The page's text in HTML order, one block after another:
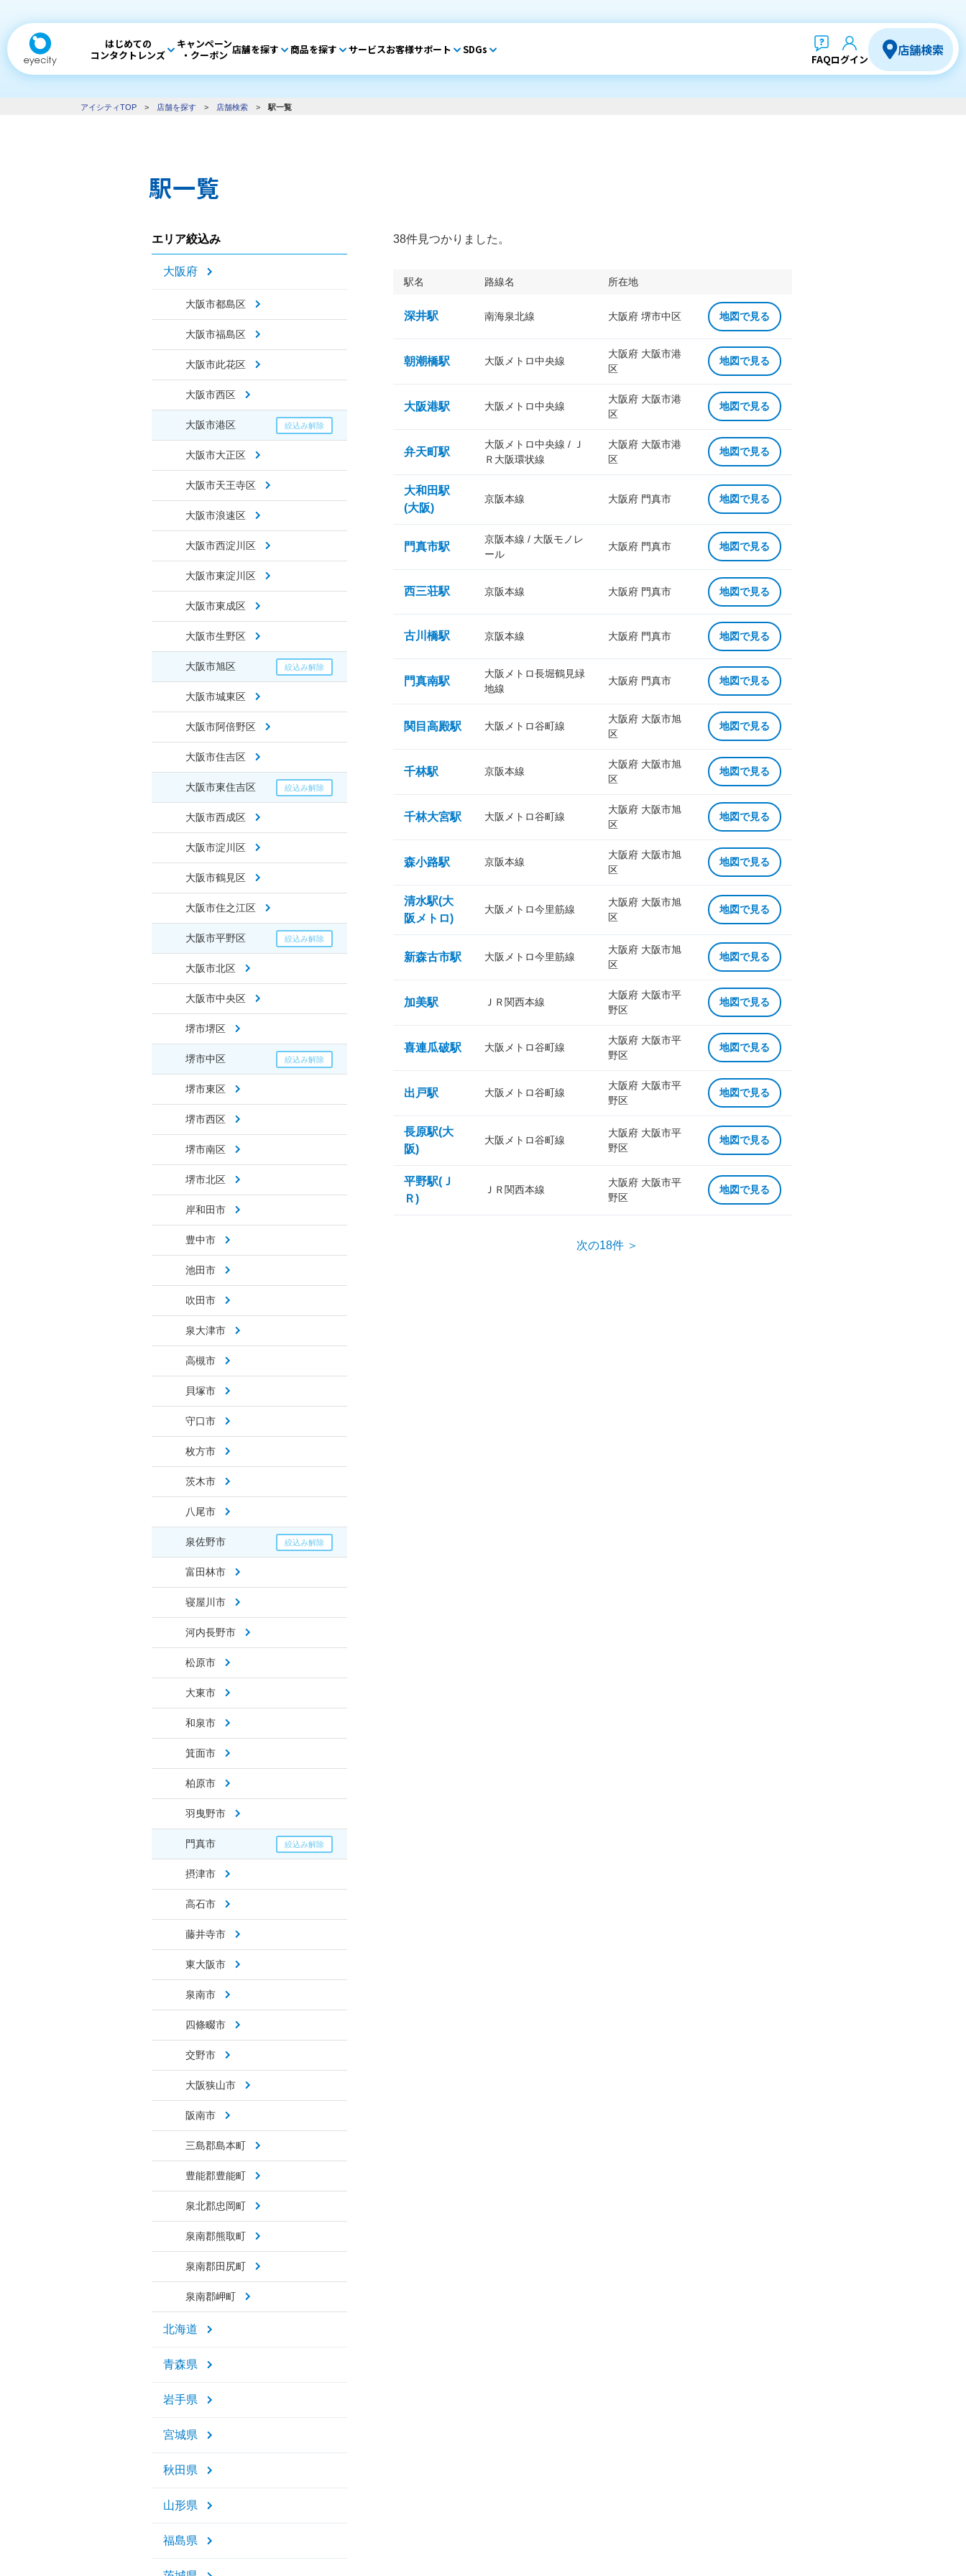
はじめての
コンタクトレンズ
キャンペーン
・クーポン 店舗を探す 商品を探す サービスお客様サポート SDGs
FAQログイン
店舗検索
アイシティTOP > 店舗を探す > 店舗検索 > 駅一覧
駅一覧
エリア絞込み
大阪府
大阪市都島区
大阪市福島区
大阪市此花区
大阪市西区
大阪市港区
大阪市大正区
大阪市天王寺区
大阪市浪速区
大阪市西淀川区
大阪市東淀川区
大阪市東成区
大阪市生野区
大阪市旭区
大阪市城東区
大阪市阿倍野区
大阪市住吉区
大阪市東住吉区
大阪市西成区
大阪市淀川区
大阪市鶴見区
大阪市住之江区
大阪市平野区
大阪市北区
大阪市中央区
堺市堺区
堺市中区
堺市東区
堺市西区
堺市南区
堺市北区
岸和田市
豊中市
池田市
吹田市
泉大津市
高槻市
貝塚市
守口市
枚方市
茨木市
八尾市
泉佐野市
富田林市
寝屋川市
河内長野市
松原市
大東市
和泉市
箕面市
柏原市
羽曳野市
門真市
摂津市
高石市
藤井寺市
東大阪市
泉南市
四條畷市
交野市
大阪狭山市
阪南市
三島郡島本町
豊能郡豊能町
泉北郡忠岡町
泉南郡熊取町
泉南郡田尻町
泉南郡岬町
北海道
青森県
岩手県
宮城県
秋田県
山形県
福島県
38件見つかりました。
駅名 路線名 所在地
深井駅 南海泉北線 大阪府 堺市中区 地図で見る
朝潮橋駅 大阪メトロ中央線
大阪府 大阪市港
区
地図で見る
大阪港駅 大阪メトロ中央線
大阪府 大阪市港
区
地図で見る
弁天町駅
大阪メトロ中央線 / Ｊ
Ｒ大阪環状線
大阪府 大阪市港
区
地図で見る
大和田駅
(大阪)
京阪本線 大阪府 門真市 地図で見る
門真市駅
京阪本線 / 大阪モノレ
ール
大阪府 門真市 地図で見る
西三荘駅 京阪本線 大阪府 門真市 地図で見る
古川橋駅 京阪本線 大阪府 門真市 地図で見る
門真南駅
大阪メトロ長堀鶴見緑
地線
大阪府 門真市 地図で見る
関目高殿駅 大阪メトロ谷町線
大阪府 大阪市旭
区
地図で見る
千林駅 京阪本線
大阪府 大阪市旭
区
地図で見る
千林大宮駅 大阪メトロ谷町線
大阪府 大阪市旭
区
地図で見る
森小路駅 京阪本線
大阪府 大阪市旭
区
地図で見る
清水駅(大
阪メトロ)
大阪メトロ今里筋線
大阪府 大阪市旭
区
地図で見る
新森古市駅 大阪メトロ今里筋線
大阪府 大阪市旭
区
地図で見る
加美駅 ＪＲ関西本線
大阪府 大阪市平
野区
地図で見る
喜連瓜破駅 大阪メトロ谷町線
大阪府 大阪市平
野区
地図で見る
出戸駅 大阪メトロ谷町線
大阪府 大阪市平
野区
地図で見る
長原駅(大
阪)
大阪メトロ谷町線
大阪府 大阪市平
野区
地図で見る
平野駅(Ｊ
Ｒ)
ＪＲ関西本線
大阪府 大阪市平
野区
地図で見る
次の18件 ＞